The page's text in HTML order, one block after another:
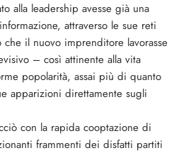
alla leadership avesse già una
attraverso le sue reti
che il nuovo imprenditore lavorasse
– così attinente alla vita
popolarità, assai più di quanto
apparizioni direttamente sugli
con la rapida cooptazione di
frammenti dei disfatti partiti